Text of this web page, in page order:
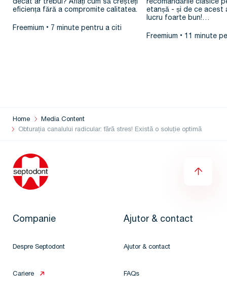
decât ar trebui? Aflați cum să creșteți
eficiența fără a compromite calitatea.
Freemium 7 minute pentru a citi
radicular?
recomandările clasice
etanșă - și de ce acest
lucru foarte bun!…
Freemium 11 minute
Home
Media Content
Obturația canalului radicular: fără stres! Există o soluție optimă
Companie
Despre Septodont
Cariere
Ajutor & contact
Ajutor & contact
FAQs